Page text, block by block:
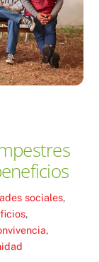
sociales,
,
,